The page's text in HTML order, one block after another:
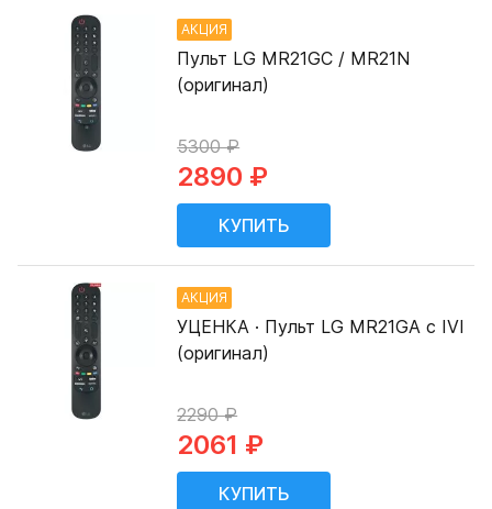
АКЦИЯ
Пульт LG MR21GC / MR21N
(оригинал)
5300 ₽
2890 ₽
АКЦИЯ
УЦЕНКА · Пульт LG MR21GA с IVI
(оригинал)
2290 ₽
2061 ₽